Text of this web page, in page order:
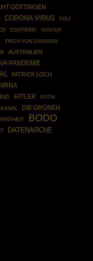
GÖTTINGEN
CORONA VIRUS
POLY
ESOTERIC HUNTER
ERICH VON DAENIKEN
AUSTRALIEN
PANDEMIE
PATRICK LOCH
MRNA
HITLER PUTIN
DIE GRÜNEN
BODO
DATENARCHE